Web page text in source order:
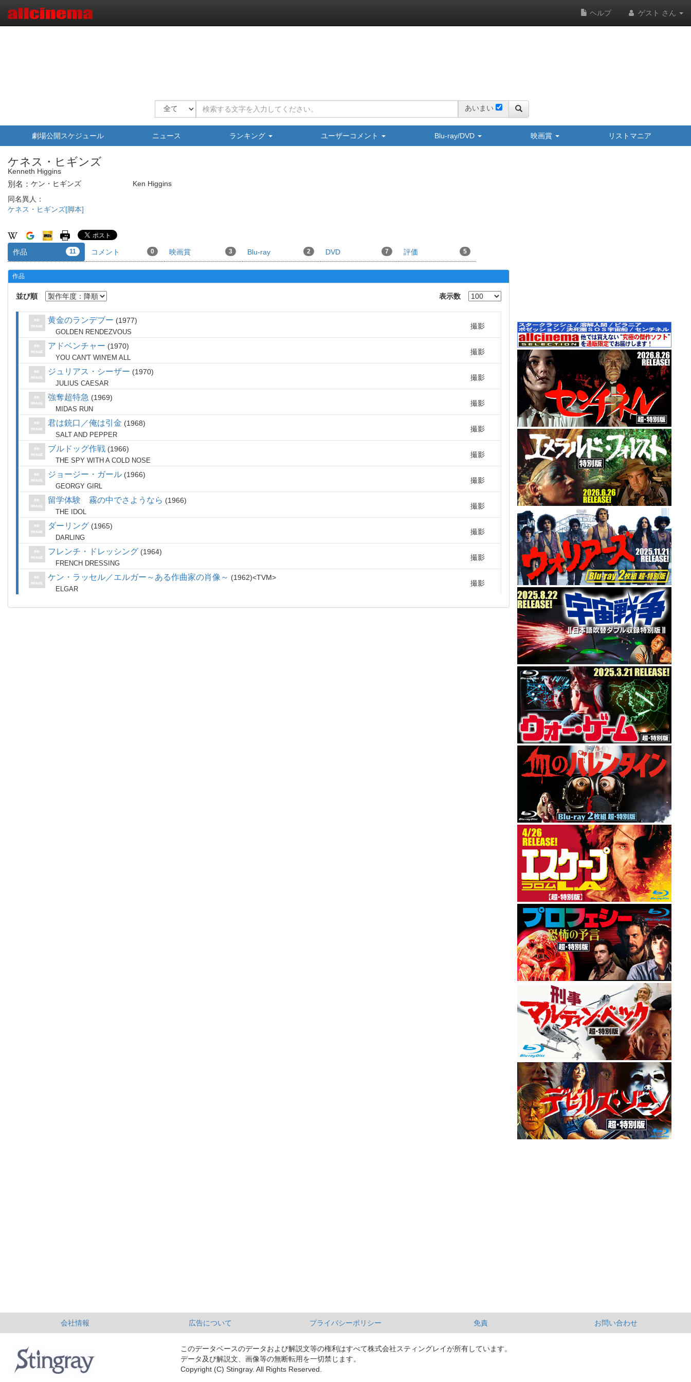
ヘルプ ゲスト さん
あいまい
劇場公開スケジュール ニュース ランキング ユーザーコメント Blu-ray/DVD 映画賞 リストマニア
ケネス・ヒギンズ
Kenneth Higgins
別名： ケン・ヒギンズ
Ken Higgins
同名異人：
ケネス・ヒギンズ[脚本]
作品 11 コメント 0 映画賞 3 Blu-ray 2 DVD 7 評価 5
作品
並び順 表示数
黄金のランデブー 1977
GOLDEN RENDEZVOUS
撮影
アドベンチャー 1970
YOU CAN'T WIN'EM ALL
撮影
ジュリアス・シーザー 1970
JULIUS CAESAR
撮影
強奪超特急 1969
MIDAS RUN
撮影
君は銃口／俺は引金 1968
SALT AND PEPPER
撮影
ブルドッグ作戦 1966
THE SPY WITH A COLD NOSE
撮影
ジョージー・ガール 1966
GEORGY GIRL
撮影
留学体験 霧の中でさようなら 1966
THE IDOL
撮影
ダーリング 1965
DARLING
撮影
フレンチ・ドレッシング 1964
FRENCH DRESSING
撮影
ケン・ラッセル／エルガー～ある作曲家の肖像～ 1962 TVM
ELGAR
撮影
会社情報 広告について プライバシーポリシー 免責 お問い合わせ
このデータベースのデータおよび解説文等の権利はすべて株式会社スティングレイが所有しています。
データ及び解説文、画像等の無断転用を一切禁じます。
Copyright (C) Stingray. All Rights Reserved.